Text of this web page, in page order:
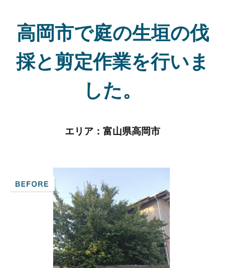
高岡市で庭の生垣の伐
採と剪定作業を行いま
した。
エリア： 富山県高岡市